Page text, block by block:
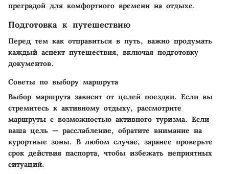
преградой для комфортного времени на отдыхе.
Подготовка к путешествию
Перед тем как отправиться в путь, важно продумать
каждый аспект путешествия, включая подготовку
документов.
Советы по выбору маршрута
Выбор маршрута зависит от целей поездки. Если вы
стремитесь к активному отдыху, рассмотрите
маршруты с возможностью активного туризма. Если
ваша цель — расслабление, обратите внимание на
курортные зоны. В любом случае, заранее проверьте
срок действия паспорта, чтобы избежать неприятных
ситуаций.